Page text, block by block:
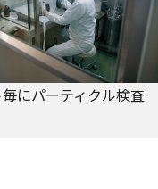
にパーティクル検査